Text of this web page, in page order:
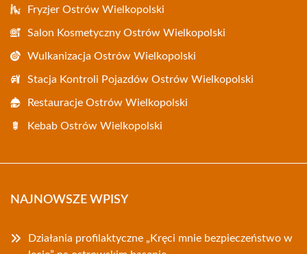
Fryzjer Ostrów Wielkopolski
Salon Kosmetyczny Ostrów Wielkopolski
Wulkanizacja Ostrów Wielkopolski
Stacja Kontroli Pojazdów Ostrów Wielkopolski
Restauracje Ostrów Wielkopolski
Kebab Ostrów Wielkopolski
NAJNOWSZE WPISY
Działania profilaktyczne „Kręci mnie bezpieczeństwo w